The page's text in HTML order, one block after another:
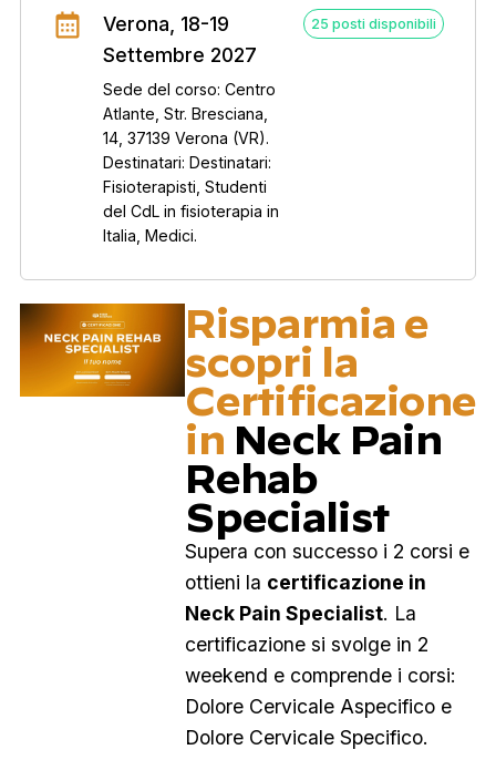
Verona, 18-19
Settembre 2027
Sede del corso: Centro
Atlante, Str. Bresciana,
14, 37139 Verona (VR).
Destinatari: Destinatari:
Fisioterapisti, Studenti
del CdL in fisioterapia in
Italia, Medici.
25 posti disponibili
Risparmia e
scopri la
Certificazione
in Neck Pain
Rehab
Specialist
Supera con successo i 2 corsi e
ottieni la certificazione in
Neck Pain Specialist. La
certificazione si svolge in 2
weekend e comprende i corsi:
Dolore Cervicale Aspecifico e
Dolore Cervicale Specifico.